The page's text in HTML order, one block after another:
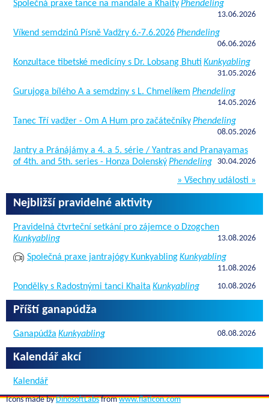
Společná praxe tance na mandale a KhaityPhendeling
13.06.2026
Víkend semdzinů Písně Vadžry 6.-7.6.2026Phendeling
06.06.2026
Konzultace tibetské medicíny s Dr. Lobsang Bhuti Kunkyabling
31.05.2026
Gurujoga bílého A a semdziny s L. Chmelíkem Phendeling
14.05.2026
Tanec Tří vadžer - Om A Hum pro začátečníkyPhendeling
08.05.2026
Jantry a Pránájámy a 4. a 5. série / Yantras and Pranayamas
of 4th. and 5th. series - Honza DolenskýPhendeling 30.04.2026
» Všechny události »
Nejbližší pravidelné aktivity
Pravidelná čtvrteční setkání pro zájemce o Dzogchen
Kunkyabling
13.08.2026
Společná praxe jantrajógy KunkyablingKunkyabling
11.08.2026
Pondělky s Radostnými tanci Khaita Kunkyabling 10.08.2026
Příští ganapúdža
Ganapúdža Kunkyabling 08.08.2026
Kalendář akcí
Kalendář
Icons made byDinosoftLabsfromwww.flaticon.com